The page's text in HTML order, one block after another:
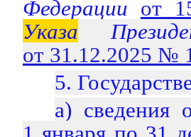
Федерации от
Указа
от 31.12.2025 №
5.
а) сведения